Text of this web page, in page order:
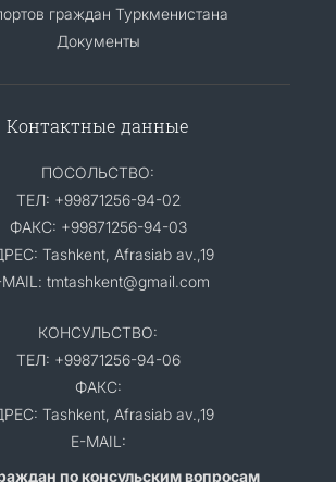
граждан Туркменистана
Документы
Контактные данные
ПОСОЛЬСТВО:
ТЕЛ: +99871256-94-02
ФАКС: +99871256-94-03
Tashkent, Afrasiab av.,19
MAIL: tmtashkent@gmail.com
КОНСУЛЬСТВО:
ТЕЛ: +99871256-94-06
ФАКС:
Tashkent, Afrasiab av.,19
E-MAIL:
по консульским вопросам